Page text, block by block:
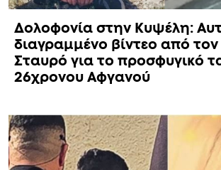
Δολοφονία στην Κυψέλη:
διαγραμμένο βίντεο από
Σταυρό για το προσφυγικό
26χρονου Αφγανού